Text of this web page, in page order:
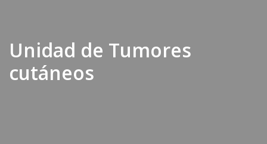
Unidad de Tumores
cutáneos